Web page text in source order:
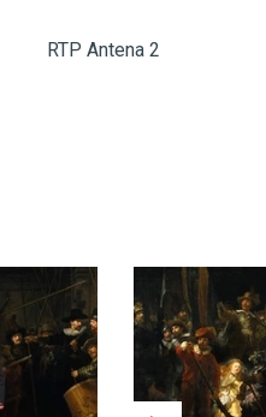
RTP Antena 2